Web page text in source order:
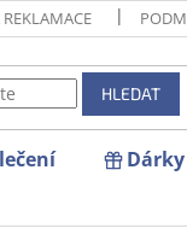
HLEDAT